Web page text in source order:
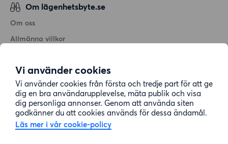
Vi använder cookies
Vi använder cookies från första och tredje part för att ge
dig en bra användarupplevelse, mäta publik och visa
dig personliga annonser. Genom att använda siten
godkänner du att cookies används för dessa ändamål.
Läs mer i vår cookie-policy
Om lägenhetsbyte.se
Om oss
Allmänna villkor
Cookiepolicy
Sitemap
Kundtjänst